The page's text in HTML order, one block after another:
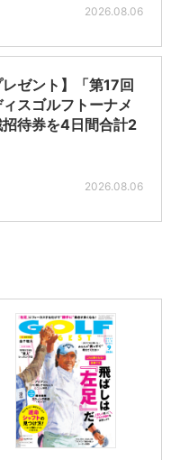
2026.08.06
レゼント】「第17回
スゴルフトーナメ
招待券を4日間合計2
2026.08.06